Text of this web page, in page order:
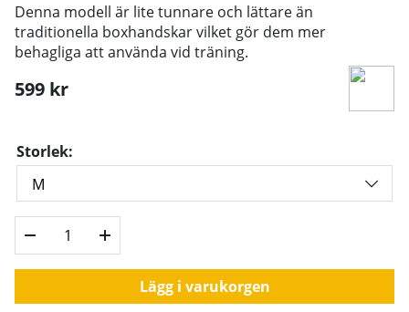
Denna modell är lite tunnare och lättare än
traditionella boxhandskar vilket gör dem mer
behagliga att använda vid träning.
599 kr
Storlek:
Lägg i varukorgen